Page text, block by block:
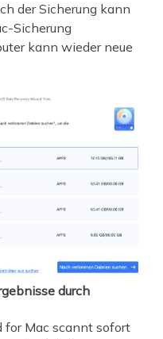
der Sicherung kann
Sicherung
kann wieder neue
durch
for Mac scannt sofort